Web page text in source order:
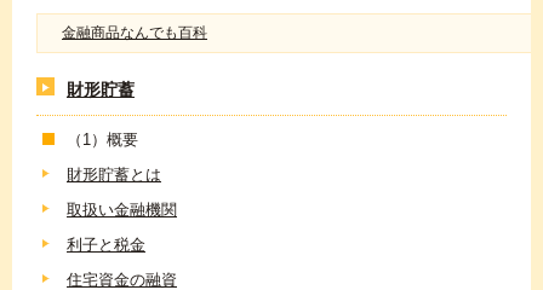
金融商品なんでも百科
財形貯蓄
（1）概要
財形貯蓄とは
取扱い金融機関
利子と税金
住宅資金の融資